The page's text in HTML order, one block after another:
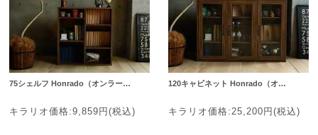
75シェルフ Honrado（オンラー…
キラリオ価格:9,859円(税込)
120キャビネット Honrado（オ…
キラリオ価格:25,200円(税込)